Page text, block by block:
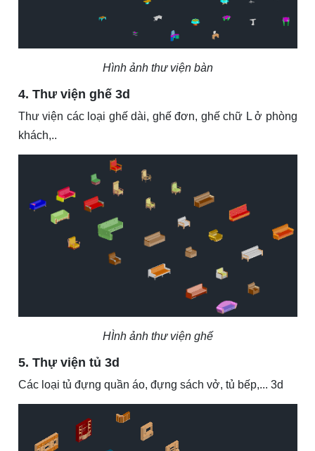
Hình ảnh thư viện bàn
4. Thư viện ghế 3d
Thư viện các loại ghế dài, ghế đơn, ghế chữ L ở phòng
khách,..
HÌnh ảnh thư viện ghế
5. Thự viện tủ 3d
Các loại tủ đựng quần áo, đựng sách vở, tủ bếp,... 3d